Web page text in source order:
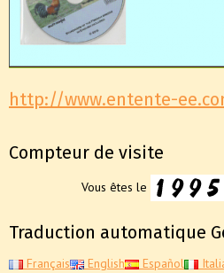
http://www.entente-
Compteur de visite
Vous êtes le
Traduction automatique
Français English Español